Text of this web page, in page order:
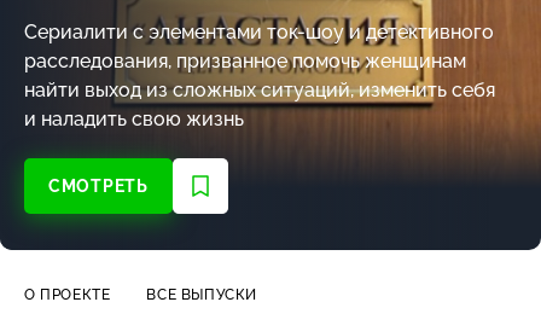
Сериалити с элементами ток-шоу и детективного
расследования, призванное помочь женщинам
найти выход из сложных ситуаций, изменить себя
и наладить свою жизнь
СМОТРЕТЬ
О ПРОЕКТЕ ВСЕ ВЫПУСКИ